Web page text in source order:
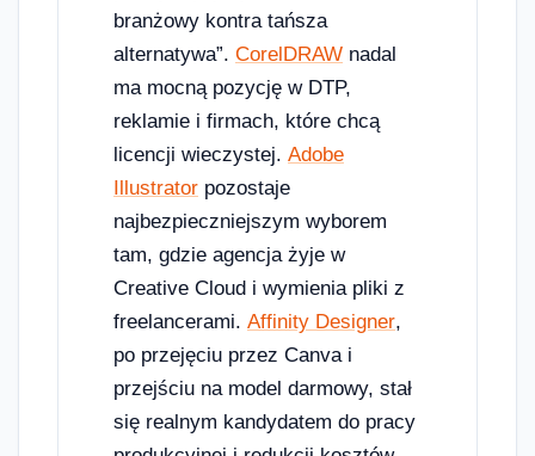
branżowy kontra tańsza
alternatywa”. CorelDRAW nadal
ma mocną pozycję w DTP,
reklamie i firmach, które chcą
licencji wieczystej. Adobe
Illustrator pozostaje
najbezpieczniejszym wyborem
tam, gdzie agencja żyje w
Creative Cloud i wymienia pliki z
freelancerami. Affinity Designer,
po przejęciu przez Canva i
przejściu na model darmowy, stał
się realnym kandydatem do pracy